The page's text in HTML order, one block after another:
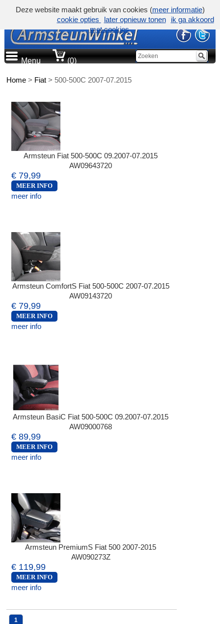
Menu (0)
Home> Fiat> 500-500C 2007-07.2015
Armsteun Fiat 500-500C 09.2007-07.2015
AW09643720
€ 79,99
MEER INFO
meer info
Armsteun ComfortS Fiat 500-500C 2007-07.2015
AW09143720
€ 79,99
MEER INFO
meer info
Armsteun BasiC Fiat 500-500C 09.2007-07.2015
AW09000768
€ 89,99
MEER INFO
meer info
Armsteun PremiumS Fiat 500 2007-2015
AW090273Z
€ 119,99
MEER INFO
meer info
1
Deze website maakt gebruik van cookies (meer informatie)
cookie opties
later opnieuw tonen
ik ga akkoord
met cookies